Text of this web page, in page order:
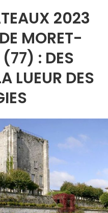
2023
MORET-
: DES
LUEUR DES